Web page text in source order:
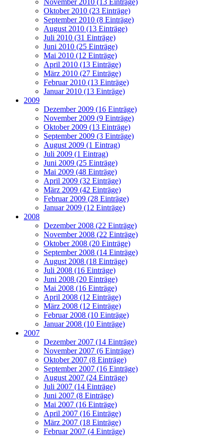
Oktober 2010 (23 Einträge)
September 2010 (8 Einträge)
August 2010 (13 Einträge)
Juli 2010 (31 Einträge)
Juni 2010 (25 Einträge)
Mai 2010 (12 Einträge)
April 2010 (13 Einträge)
März 2010 (27 Einträge)
Februar 2010 (13 Einträge)
Januar 2010 (13 Einträge)
2009
Dezember 2009 (16 Einträge)
November 2009 (9 Einträge)
Oktober 2009 (13 Einträge)
September 2009 (3 Einträge)
August 2009 (1 Eintrag)
Juli 2009 (1 Eintrag)
Juni 2009 (25 Einträge)
Mai 2009 (48 Einträge)
April 2009 (32 Einträge)
März 2009 (42 Einträge)
Februar 2009 (28 Einträge)
Januar 2009 (12 Einträge)
2008
Dezember 2008 (22 Einträge)
November 2008 (22 Einträge)
Oktober 2008 (20 Einträge)
September 2008 (14 Einträge)
August 2008 (18 Einträge)
Juli 2008 (16 Einträge)
Juni 2008 (20 Einträge)
Mai 2008 (16 Einträge)
April 2008 (12 Einträge)
März 2008 (12 Einträge)
Februar 2008 (10 Einträge)
Januar 2008 (10 Einträge)
2007
Dezember 2007 (14 Einträge)
November 2007 (6 Einträge)
Oktober 2007 (8 Einträge)
September 2007 (16 Einträge)
August 2007 (24 Einträge)
Juli 2007 (14 Einträge)
Juni 2007 (8 Einträge)
Mai 2007 (16 Einträge)
April 2007 (16 Einträge)
März 2007 (18 Einträge)
Februar 2007 (4 Einträge)